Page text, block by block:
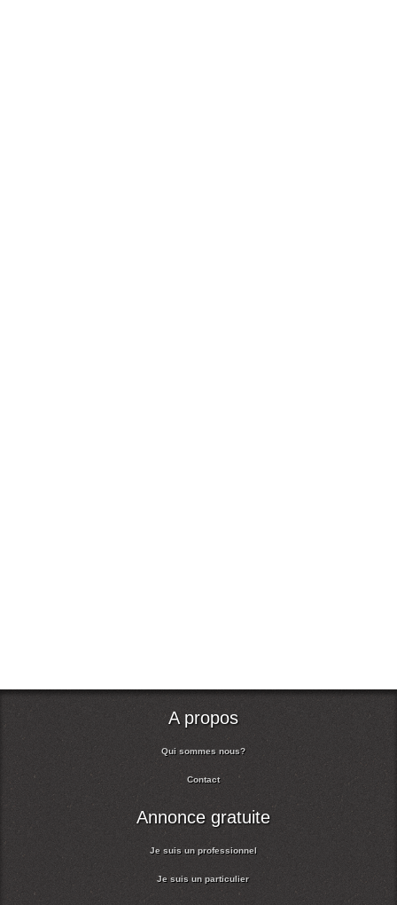
A propos
Qui sommes nous?
Contact
Annonce gratuite
Je suis un professionnel
Je suis un particulier